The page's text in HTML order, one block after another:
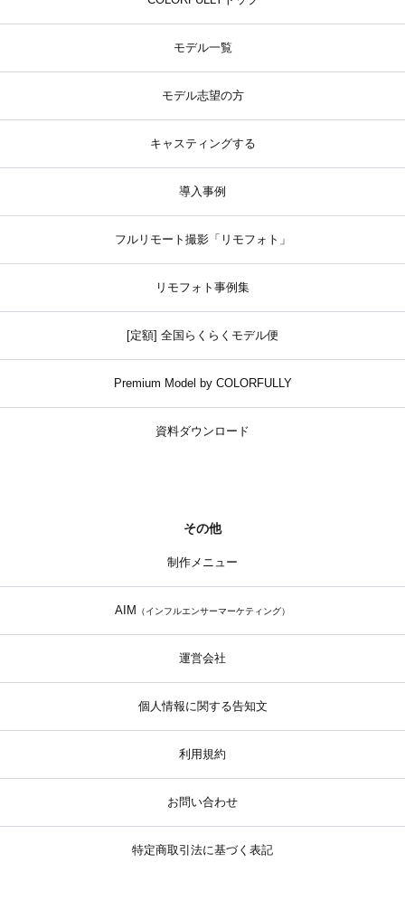
モデル一覧
モデル志望の方
キャスティングする
導入事例
フルリモート撮影「リモフォト」
リモフォト事例集
[定額] 全国らくらくモデル便
Premium Model by COLORFULLY
資料ダウンロード
その他
制作メニュー
AIM （インフルエンサーマーケティング）
運営会社
個人情報に関する告知文
利用規約
お問い合わせ
特定商取引法に基づく表記